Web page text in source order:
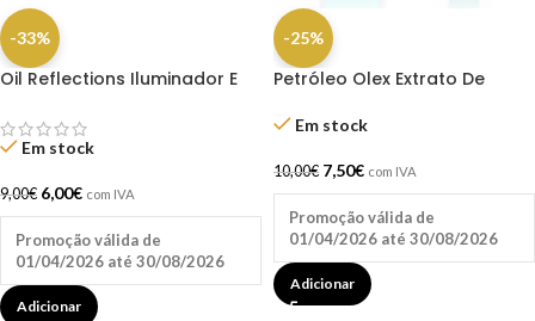
-33%
Oil Reflections Iluminador E
Em stock
9,00€ 6,00€ com IVA
Promoção válida de
01/04/2026 até 30/08/2026
Adicionar
-25%
Petróleo Olex Extrato De
240ml (Verde)
Em stock
10,00€ 7,50€ com IVA
Promoção válida de
01/04/2026 até 30/08/2026
Adicionar